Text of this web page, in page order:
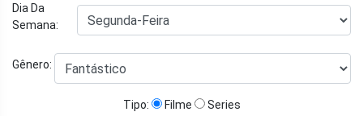
Dia Da
Semana:
Gênero:
Tipo: Filme Series